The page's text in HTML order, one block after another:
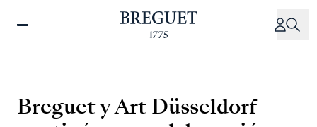
Breguet y Art Düsseldorf